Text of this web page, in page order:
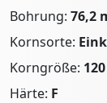
Bohrung: 76,2
Kornsorte:
Korngröße: 120
Härte: F